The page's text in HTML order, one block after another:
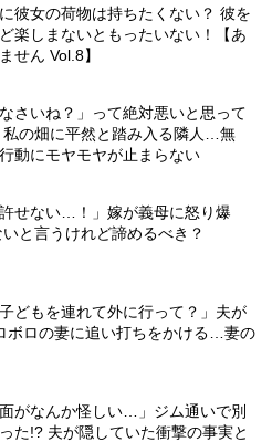
彼女の荷物は持ちたくない？ 彼を
楽しまないともったいない！【あ
せん Vol.8】
さいね？」って絶対悪いと思って
の畑に平然と踏み入る隣人…無
動にモヤモヤが止まらない
許せない…！」嫁が義母に怒り爆
と言うけれど諦めるべき？
どもを連れて外に行って？」夫が
ボロの妻に追い打ちをかける…妻の
面がなんか怪しい…」ジム通いで別
た!? 夫が隠していた衝撃の事実と